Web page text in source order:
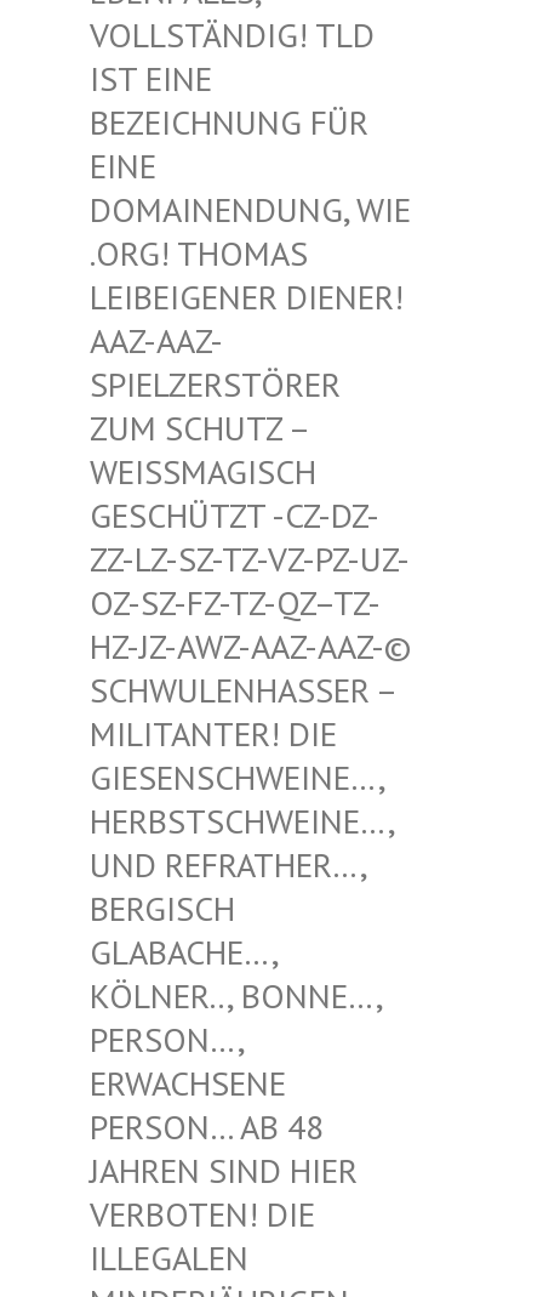
ÄNDIG! TLD IST EI
NE BEZEIC
HNUNG FÜR EINE D
OMAIN
ENDUNG, WIE .ORG!
THOMAS LEIBEI
GENER DIENER! AAZ-AA
Z-SPIELZ
ERSTÖRER ZUM SC
HUTZ – WEISSMA
GISCH GESCHÜT
ZT -CZ-DZ-ZZ-LZ-S
Z-TZ-VZ-PZ-UZ-OZ-SZ-F
Z-TZ-QZ–TZ-HZ-JZ-A
WZ-AAZ-AAZ-© SCHWULE
NHASSER – MILITAN
TER! DIE GIESENS
CHWEINE…, HERBSTS
CHWEINE…, UND REF
RATHER…, BERGISC
H GLABACH
E…, KÖLNER.
., BONNE…, PERSON…
, ERWACHS
ENE PERSON…
AB 48 JAHREN
SIND HIER VERBOTE
N! DIE ILLEGAL
EN MINDERJ